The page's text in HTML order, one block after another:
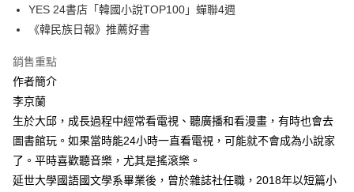
YES 24書店「韓國小說TOP100」蟬聯4週
《韓民族日報》推薦好書
銷售重點
作者簡介
李京蘭
生於大邱，成長過程中經常看電視、聽廣播和看漫畫，有時也會去
圖書館玩。如果當時能24小時一直看電視，可能就不會成為小說家
了。平時喜歡聽音樂，尤其是搖滾樂。
延世大學國語國文學系畢業後，曾於雜誌社任職，2018年以短篇小